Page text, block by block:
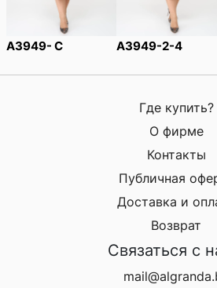
A3949- С A3949-2-4
Где купить?
О фирме
Контакты
Публичная
Доставка и
Возврат
Связаться с